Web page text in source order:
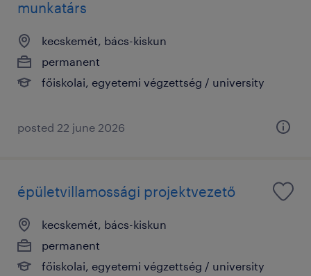
munkatárs
kecskemét, bács-kiskun
permanent
főiskolai, egyetemi végzettség / university
posted 22 june 2026
épületvillamossági projektvezető
kecskemét, bács-kiskun
permanent
főiskolai, egyetemi végzettség / university